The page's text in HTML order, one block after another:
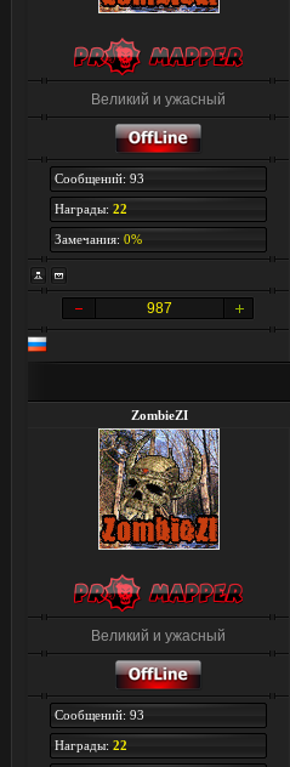
Великий и ужасный
Сообщений: 93
Награды: 22
Замечания: 0%
987
ZombieZI
Великий и ужасный
Сообщений: 93
Награды: 22